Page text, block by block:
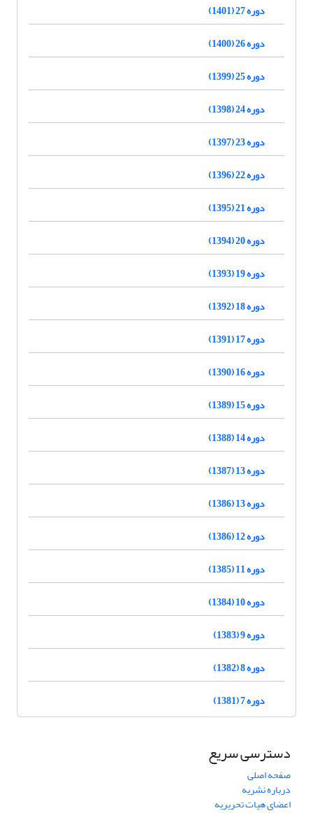
دوره 27 (1401)
دوره 26 (1400)
دوره 25 (1399)
دوره 24 (1398)
دوره 23 (1397)
دوره 22 (1396)
دوره 21 (1395)
دوره 20 (1394)
دوره 19 (1393)
دوره 18 (1392)
دوره 17 (1391)
دوره 16 (1390)
دوره 15 (1389)
دوره 14 (1388)
دوره 13 (1387)
دوره 13 (1386)
دوره 12 (1386)
دوره 11 (1385)
دوره 10 (1384)
دوره 9 (1383)
دوره 8 (1382)
دوره 7 (1381)
دسترسی سریع
صفحه اصلی
درباره نشریه
اعضای هیات تحریریه